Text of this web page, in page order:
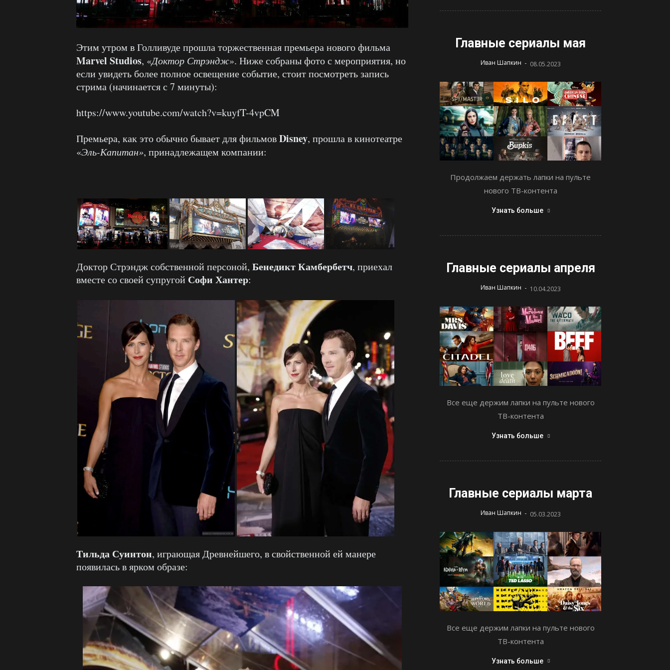
Этим утром в Голливуде прошла торжественная премьера нового фильма
Marvel Studios, «Доктор Стрэндж». Ниже собраны фото с мероприятия, но
если увидеть более полное освещение событие, стоит посмотреть запись
стрима (начинается с 7 минуты):
https://www.youtube.com/watch?v=kuyfT-4vpCM
Премьера, как это обычно бывает для фильмовDisney, прошла в кинотеатре
«Эль-Капитан», принадлежащем компании:
Доктор Стрэндж собственной персоной, Бенедикт Камбербетч, приехал
вместе со своей супругой Софи Хантер:
Тильда Суинтон, играющая Древнейшего, в свойственной ей манере
появилась в ярком образе:
Главные сериалы мая
Иван Шапкин - 08.05.2023
Продолжаем держать лапки на пульте
нового ТВ-контента
Узнать больше
Главные сериалы апреля
Иван Шапкин - 10.04.2023
Все еще держим лапки на пульте нового
ТВ-контента
Узнать больше
Главные сериалы марта
Иван Шапкин - 05.03.2023
Все еще держим лапки на пульте нового
ТВ-контента
Узнать больше